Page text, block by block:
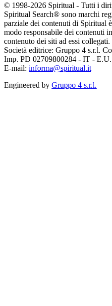
© 1998-2026 Spiritual - Tutti i
Spiritual Search® sono marchi
parziale dei contenuti di Spiritual
modo responsabile dei contenuti
contenuto dei siti ad essi collegati.
Società editrice: Gruppo 4 s.r.l.
Imp. PD 02709800284 - IT - E.U.
E-mail: informa@spiritual.it
Engineered by Gruppo 4 s.r.l.